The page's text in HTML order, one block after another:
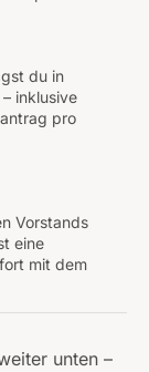
du in
inklusive
pro
Vorstands
eine
mit dem
unten –